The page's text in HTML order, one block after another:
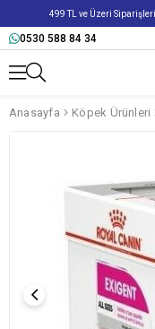
499 TL ve Üzeri
0530 588 84 34
Anasayfa Köpek Ürünleri